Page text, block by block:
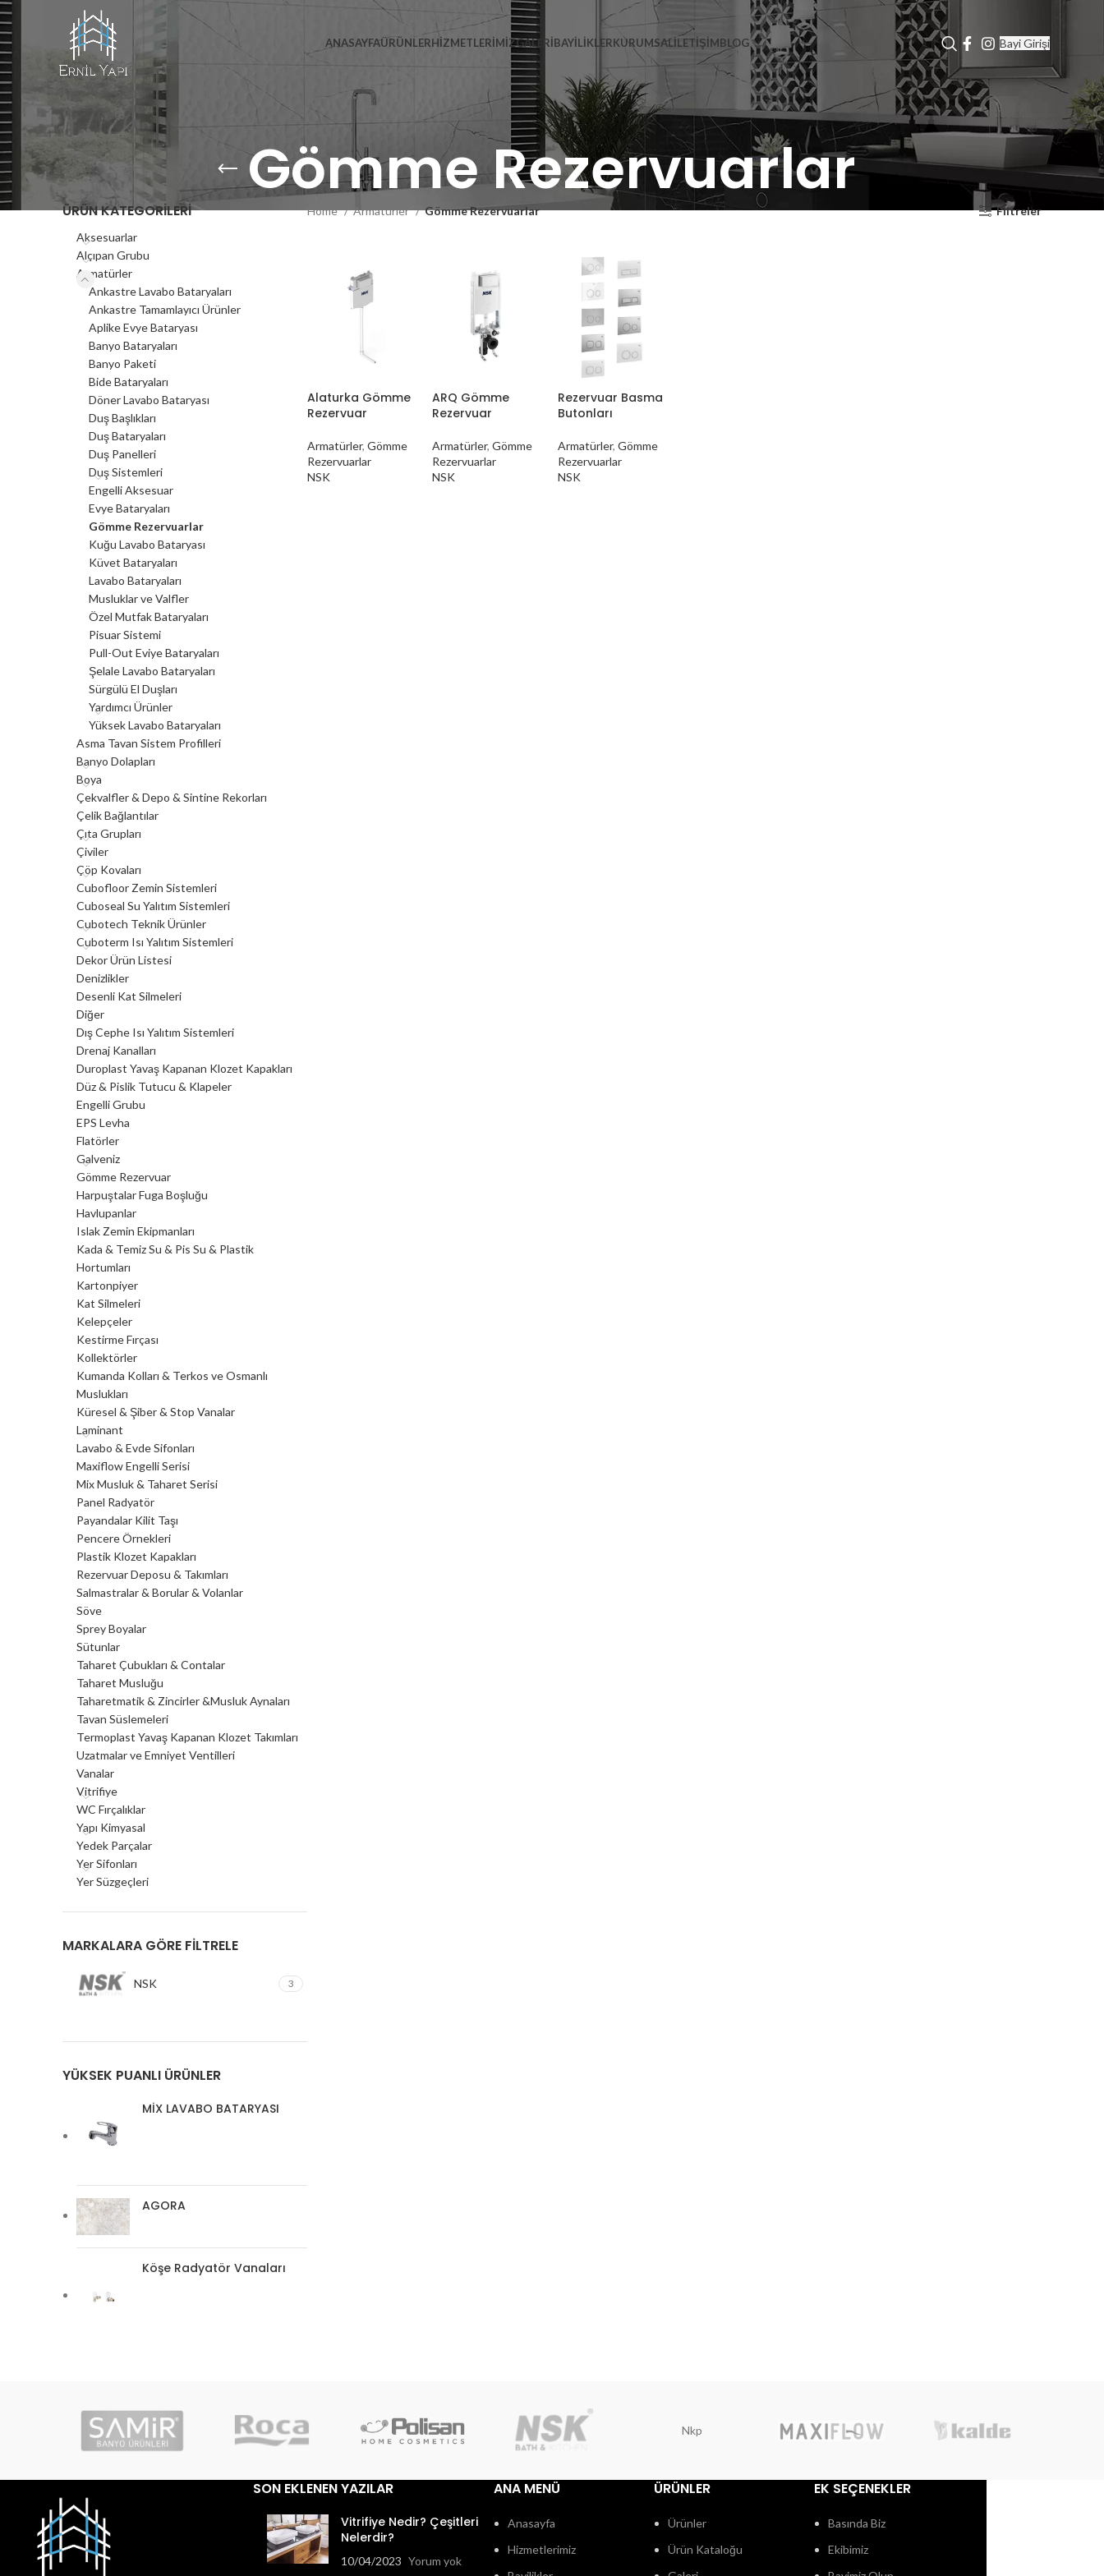
ANASAYFAÜRÜNLERHIZMETLERIMIZGALERIBAYILIKLERKURUMSALİLETIŞIMBLOG Bayi Girişi
Gömme Rezervuarlar
ÜRÜN KATEGORILERI
Aksesuarlar
Alçıpan Grubu
Armatürler
Ankastre Lavabo Bataryaları
Ankastre Tamamlayıcı Ürünler
Aplike Evye Bataryası
Banyo Bataryaları
Banyo Paketi
Bide Bataryaları
Döner Lavabo Bataryası
Duş Başlıkları
Duş Bataryaları
Duş Panelleri
Duş Sistemleri
Engelli Aksesuar
Evye Bataryaları
Gömme Rezervuarlar
Kuğu Lavabo Bataryası
Küvet Bataryaları
Lavabo Bataryaları
Musluklar ve Valfler
Özel Mutfak Bataryaları
Pisuar Sistemi
Pull-Out Eviye Bataryaları
Şelale Lavabo Bataryaları
Sürgülü El Duşları
Yardımcı Ürünler
Yüksek Lavabo Bataryaları
Asma Tavan Sistem Profilleri
Banyo Dolapları
Boya
Çekvalfler & Depo & Sintine Rekorları
Çelik Bağlantılar
Çıta Grupları
Çiviler
Çöp Kovaları
Cubofloor Zemin Sistemleri
Cuboseal Su Yalıtım Sistemleri
Cubotech Teknik Ürünler
Cuboterm Isı Yalıtım Sistemleri
Dekor Ürün Listesi
Denizlikler
Desenli Kat Silmeleri
Diğer
Dış Cephe Isı Yalıtım Sistemleri
Drenaj Kanalları
Duroplast Yavaş Kapanan Klozet Kapakları
Düz & Pislik Tutucu & Klapeler
Engelli Grubu
EPS Levha
Flatörler
Galveniz
Gömme Rezervuar
Harpuştalar Fuga Boşluğu
Havlupanlar
Islak Zemin Ekipmanları
Kada & Temiz Su & Pis Su & Plastik
Hortumları
Kartonpiyer
Kat Silmeleri
Kelepçeler
Kestirme Fırçası
Kollektörler
Kumanda Kolları & Terkos ve Osmanlı
Muslukları
Küresel & Şiber & Stop Vanalar
Laminant
Lavabo & Evde Sifonları
Maxiflow Engelli Serisi
Mix Musluk & Taharet Serisi
Panel Radyatör
Payandalar Kilit Taşı
Pencere Örnekleri
Plastik Klozet Kapakları
Rezervuar Deposu & Takımları
Salmastralar & Borular & Volanlar
Söve
Sprey Boyalar
Sütunlar
Taharet Çubukları & Contalar
Taharet Musluğu
Taharetmatik & Zincirler &Musluk Aynaları
Tavan Süslemeleri
Termoplast Yavaş Kapanan Klozet Takımları
Uzatmalar ve Emniyet Ventilleri
Vanalar
Vitrifiye
WC Fırçalıklar
Yapı Kimyasal
Yedek Parçalar
Yer Sifonları
Yer Süzgeçleri
MARKALARA GÖRE FILTRELE
NSK 3
YÜKSEK PUANLI ÜRÜNLER
MİX LAVABO BATARYASI
AGORA
Köşe Radyatör Vanaları
Home Armatürler Gömme Rezervuarlar Filtreler
Alaturka Gömme
Rezervuar
Armatürler, Gömme
Rezervuarlar
NSK
ARQ Gömme
Rezervuar
Armatürler,Gömme
Rezervuarlar
NSK
Rezervuar Basma
Butonları
Armatürler, Gömme
Rezervuarlar
NSK
Nkp
SON EKLENEN YAZILAR
Vitrifiye Nedir? Çeşitleri
Nelerdir?
10/04/2023 Yorum yok
ANA MENÜ
Anasayfa
Hizmetlerimiz
ÜRÜNLER
Ürünler
Ürün Kataloğu
EK SEÇENEKLER
Basında Biz
Ekibimiz